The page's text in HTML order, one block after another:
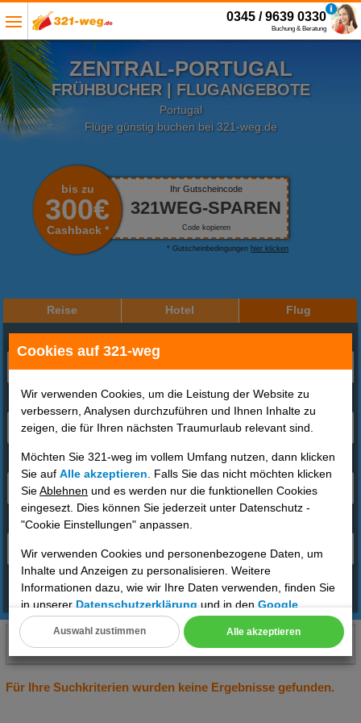
Cookies auf 321-weg
Wir verwenden Cookies, um die Leistung der Website zu
verbessern, Analysen durchzuführen und Ihnen Inhalte zu
zeigen, die für Ihren nächsten Traumurlaub relevant sind.
Möchten Sie 321-weg im vollem Umfang nutzen, dann klicken
Sie aufAlle akzeptieren . Falls Sie das nicht möchten klicken
SieAblehnen und es werden nur die funktionellen Cookies
eingesezt. Dies können Sie jederzeit unter Datenschutz -
"Cookie Einstellungen" anpassen.
Wir verwenden Cookies und personenbezogene Daten, um
Inhalte und Anzeigen zu personalisieren. Weitere
Informationen dazu, wie wir Ihre Daten verwenden, finden Sie
in unsererDatenschutzerklärung und in denGoogle
Datenschutz- und Nutzungsbedingungen
Cookie Einstellungen
Alle akzeptieren
Auswahl zustimmen
0345 / 9639 0330
Buchung & Beratung
ZENTRAL-PORTUGAL
FRÜHBUCHER | FLUGANGEBOTE
Portugal
Flüge günstig buchen bei 321-weg.de
bis zu
300€
Cashback *
Ihr Gutscheincode
321WEG-SPAREN
Code kopieren
* Gutscheinbedingungen hier klicken
Reise Hotel Flug
Reisende
2 Erwachsene
Reisezeitraum
01.09.2026 - 15.01.2026 / 7 Tage
Abflughafen
Deutschland
Angebote finden
Zentral-Portugal(Portugal)
01.09.2026 bis 15.01.2026, 7 Tage
2 Erwachsene DE
Für Ihre Suchkriterien wurden keine Ergebnisse gefunden.